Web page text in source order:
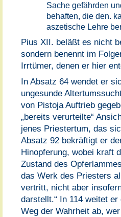
Sache gefährden
behaften, die den.
aszetische Lehre
Pius XII. beläßt es nicht
sondern benennt im
Irrtümer, denen er hier
In Absatz 64 wendet er
ungesunde
von Pistoja Auftrieb
„bereits verurteilte“
jenes Priestertum, das
Absatz 92 bekräftigt er
Hinopferung, wobei kraft
Zustand des
das Werk des Priesters
vertritt, nicht aber
darstellt.“ In 114 weitet
Weg der Wahrheit ab,